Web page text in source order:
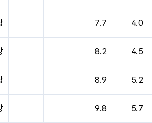
7.7 4.0
8.2 4.5
8.9 5.2
9.8 5.7